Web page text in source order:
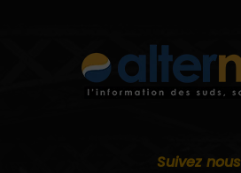
Suivez nous